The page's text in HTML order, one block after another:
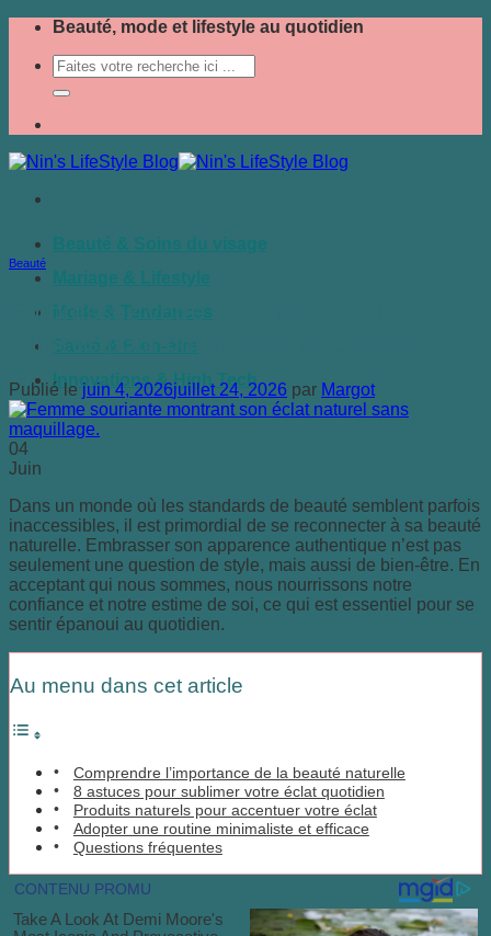
Passer
contenu
Beauté, mode et lifestyle au quotidien
Beauté & Soins du visage
Mariage & Lifestyle
Mode & Tendances
Santé & Bien-être
Innovations & High Tech
Beauté
Embrassez votre éclat naturel : 8
astuces pour briller sans maquillage
Publié lejuin 4, 2026juillet 24, 2026 par Margot
04
Juin
Dans un monde où les standards de beauté semblent parfois
inaccessibles, il est primordial de se reconnecter à sa beauté
naturelle. Embrasser son apparence authentique n’est pas
seulement une question de style, mais aussi de bien-être. En
acceptant qui nous sommes, nous nourrissons notre
confiance et notre estime de soi, ce qui est essentiel pour se
sentir épanoui au quotidien.
Au menu dans cet article
Comprendre l’importance de la beauté naturelle
8 astuces pour sublimer votre éclat quotidien
Produits naturels pour accentuer votre éclat
Adopter une routine minimaliste et efficace
Questions fréquentes